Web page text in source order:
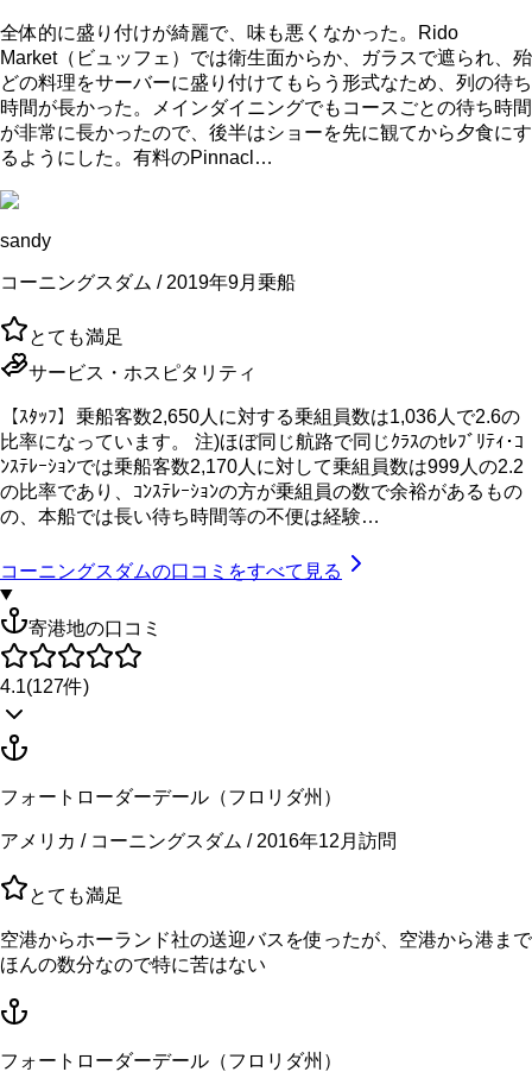
全体的に盛り付けが綺麗で、味も悪くなかった。Rido
Market（ビュッフェ）では衛生面からか、ガラスで遮られ、殆
どの料理をサーバーに盛り付けてもらう形式なため、列の待ち
時間が長かった。メインダイニングでもコースごとの待ち時間
が非常に長かったので、後半はショーを先に観てから夕食にす
るようにした。有料のPinnacl…
sandy
コーニングスダム / 2019年9月乗船
とても満足
サービス・ホスピタリティ
【ｽﾀｯﾌ】乗船客数2,650人に対する乗組員数は1,036人で2.6の
比率になっています。 注)ほぼ同じ航路で同じｸﾗｽのｾﾚﾌﾞﾘﾃｨ･ｺ
ﾝｽﾃﾚｰｼｮﾝでは乗船客数2,170人に対して乗組員数は999人の2.2
の比率であり、ｺﾝｽﾃﾚｰｼｮﾝの方が乗組員の数で余裕があるもの
の、本船では長い待ち時間等の不便は経験…
コーニングスダムの口コミをすべて見る
寄港地の口コミ
4.1(127件)
フォートローダーデール（フロリダ州）
アメリカ / コーニングスダム / 2016年12月訪問
とても満足
空港からホーランド社の送迎バスを使ったが、空港から港まで
ほんの数分なので特に苦はない
フォートローダーデール（フロリダ州）